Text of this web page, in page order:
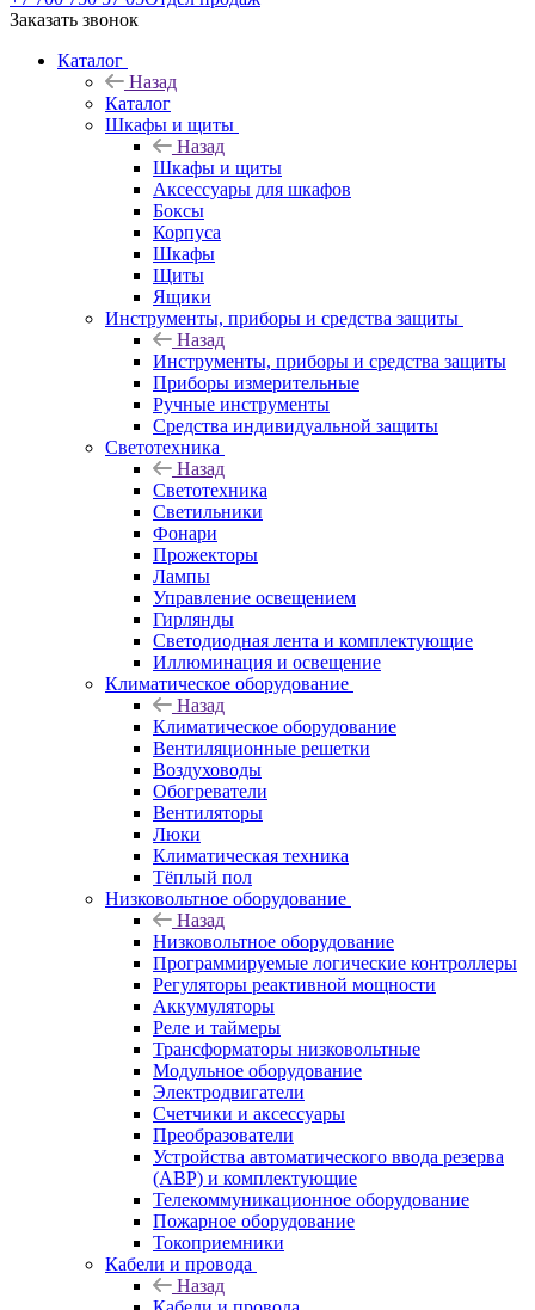
Заказать звонок
Каталог
Назад
Каталог
Шкафы и щиты
Назад
Шкафы и щиты
Аксессуары для шкафов
Боксы
Корпуса
Шкафы
Щиты
Ящики
Инструменты, приборы и средства защиты
Назад
Инструменты, приборы и средства защиты
Приборы измерительные
Ручные инструменты
Средства индивидуальной защиты
Светотехника
Назад
Светотехника
Светильники
Фонари
Прожекторы
Лампы
Управление освещением
Гирлянды
Светодиодная лента и комплектующие
Иллюминация и освещение
Климатическое оборудование
Назад
Климатическое оборудование
Вентиляционные решетки
Воздуховоды
Обогреватели
Вентиляторы
Люки
Климатическая техника
Тёплый пол
Низковольтное оборудование
Назад
Низковольтное оборудование
Программируемые логические контроллеры
Регуляторы реактивной мощности
Аккумуляторы
Реле и таймеры
Трансформаторы низковольтные
Модульное оборудование
Электродвигатели
Счетчики и аксессуары
Преобразователи
Устройства автоматического ввода резерва
(АВР) и комплектующие
Телекоммуникационное оборудование
Пожарное оборудование
Токоприемники
Кабели и провода
Назад